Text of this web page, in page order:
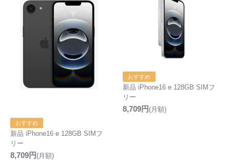
おすすめ
新品 iPhone16 e 128GB SIMフ
リー
8,709円(月額)
おすすめ
新品 iPhone16 e 128GB SIMフ
リー
8,709円(月額)